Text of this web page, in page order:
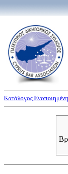
Κατάλογος